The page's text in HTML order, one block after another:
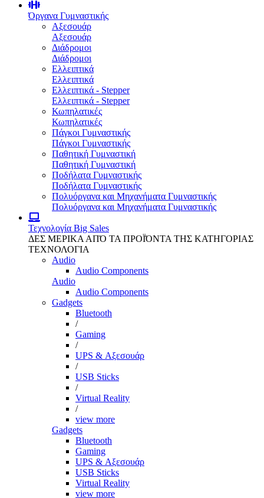
Όργανα Γυμναστικής
Αξεσουάρ
Αξεσουάρ
Διάδρομοι
Διάδρομοι
Ελλειπτικά
Ελλειπτικά
Ελλειπτικά - Stepper
Ελλειπτικά - Stepper
Κωπηλατικές
Κωπηλατικές
Πάγκοι Γυμναστικής
Πάγκοι Γυμναστικής
Παθητική Γυμναστική
Παθητική Γυμναστική
Ποδήλατα Γυμναστικής
Ποδήλατα Γυμναστικής
Πολυόργανα και Μηχανήματα Γυμναστικής
Πολυόργανα και Μηχανήματα Γυμναστικής
Τεχνολογία Big Sales
ΔΕΣ ΜΕΡΙΚΑ ΑΠΌ ΤΑ ΠΡΟΪΌΝΤΑ ΤΗΣ ΚΑΤΗΓΟΡΙΑΣ
ΤΕΧΝΟΛΟΓΙΑ
Audio
Audio Components
Audio
Audio Components
Gadgets
Bluetooth
/
Gaming
/
UPS & Αξεσουάρ
/
USB Sticks
/
Virtual Reality
/
view more
Gadgets
Bluetooth
Gaming
UPS & Αξεσουάρ
USB Sticks
Virtual Reality
view more